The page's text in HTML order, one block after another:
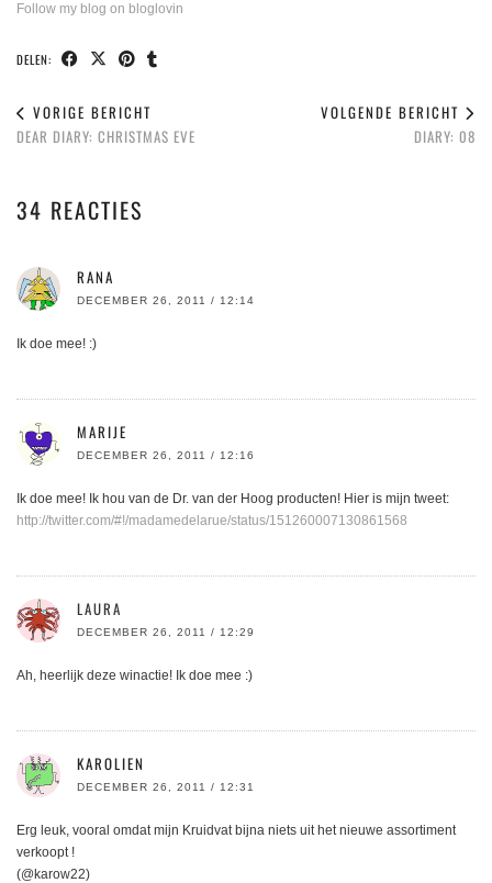
Follow my blog on bloglovin
DELEN:
VORIGE BERICHT
DEAR DIARY: CHRISTMAS EVE
VOLGENDE BERICHT
DIARY: 08
34 REACTIES
RANA
DECEMBER 26, 2011 / 12:14
Ik doe mee! :)
MARIJE
DECEMBER 26, 2011 / 12:16
Ik doe mee! Ik hou van de Dr. van der Hoog producten! Hier is mijn tweet:
http://twitter.com/#!/madamedelarue/status/151260007130861568
LAURA
DECEMBER 26, 2011 / 12:29
Ah, heerlijk deze winactie! Ik doe mee :)
KAROLIEN
DECEMBER 26, 2011 / 12:31
Erg leuk, vooral omdat mijn Kruidvat bijna niets uit het nieuwe assortiment
verkoopt !
(@karow22)